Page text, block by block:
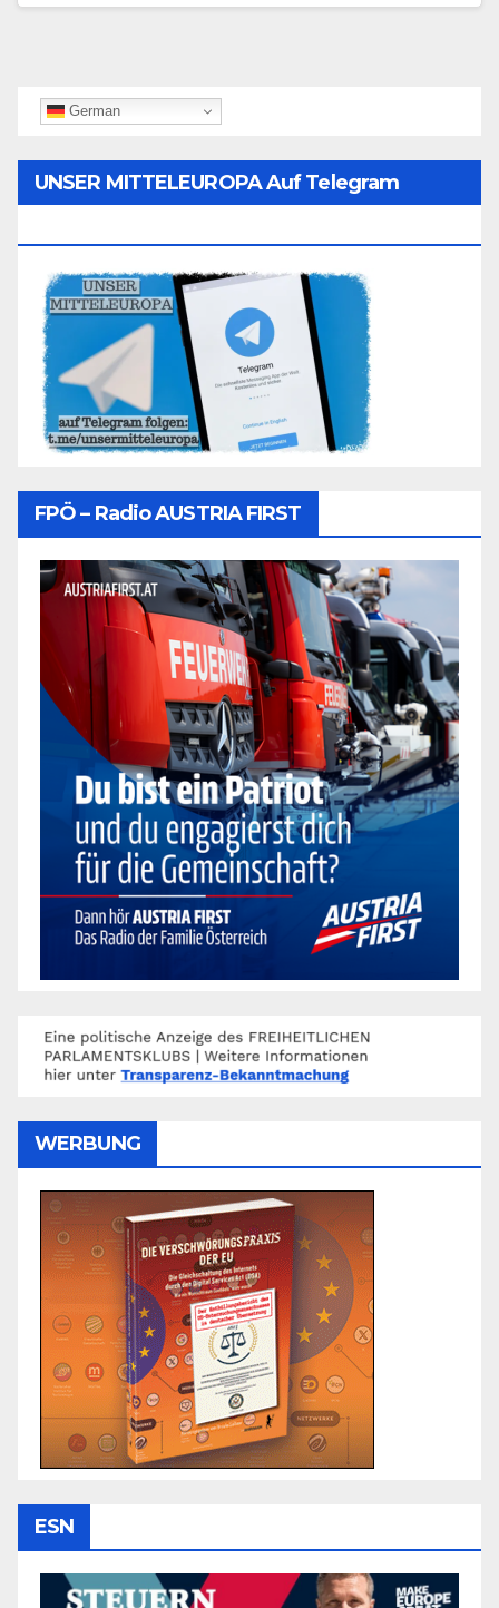
German
UNSER MITTELEUROPA Auf Telegram
FPÖ – Radio AUSTRIA FIRST
WERBUNG
ESN